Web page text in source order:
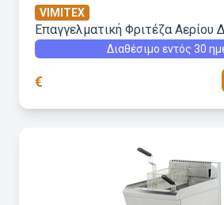
VIMITEX
Διαθέσιμο εντός 30
€